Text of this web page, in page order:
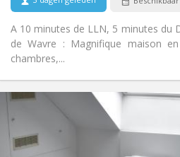
A 10 minutes de LLN, 5 minutes du
de Wavre : Magnifique maison
chambres,...